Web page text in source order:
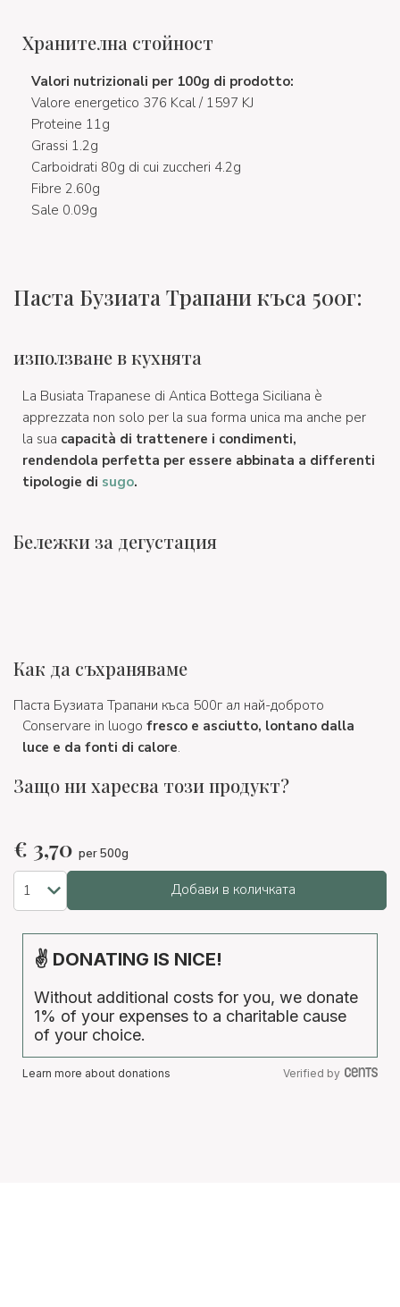
Хранителна стойност
Valori nutrizionali per 100g di prodotto:
Valore energetico 376 Kcal / 1597 KJ
Proteine 11g
Grassi 1.2g
Carboidrati 80g di cui zuccheri 4.2g
Fibre 2.60g
Sale 0.09g
Паста Бузиата Трапани къса 500г:
използване в кухнята
La Busiata Trapanese di Antica Bottega Siciliana è
apprezzata non solo per la sua forma unica ma anche per
la sua capacità di trattenere i condimenti,
rendendola perfetta per essere abbinata a differenti
tipologie di sugo.
Бележки за дегустация
Как да съхраняваме
Паста Бузиата Трапани къса 500г ал най-доброто
Conservare in luogo fresco e asciutto, lontano dalla
luce e da fonti di calore.
Защо ни харесва този продукт?
€ 3,70 per 500g
Добави в количката
✌ DONATING IS NICE!
Without additional costs for you, we donate
1% of your expenses to a charitable cause
of your choice.
Learn more about donations Verified by